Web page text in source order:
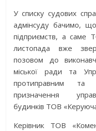
У списку судових
адмінсуду бачимо,
підприємств, а саме
листопада вже
позовом до
міської ради та
протиправним та
призначення
будинків ТОВ
Керівник ТОВ